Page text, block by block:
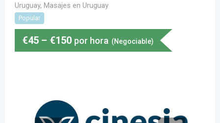
Uruguay, Masajes en Uruguay
Popular
€45 – €150 por hora (Negociable)